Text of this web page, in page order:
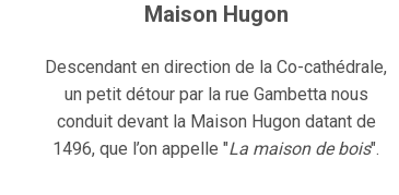
Maison Hugon
Descendant en direction de la Co-cathédrale,
un petit détour par la rue Gambetta nous
conduit devant la Maison Hugon datant de
1496, que l’on appelle "La maison de bois".